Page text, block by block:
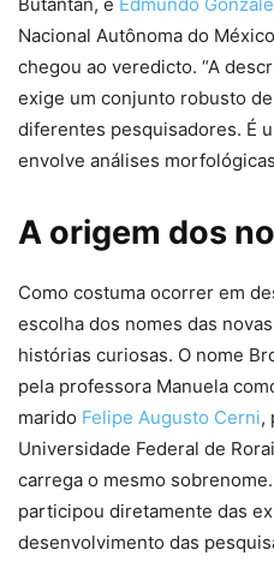
Nacional Autônoma do
chegou ao veredicto. “A
exige um conjunto robusto
diferentes pesquisadores. É
envolve análises
A origem dos
Como costuma ocorrer em
escolha dos nomes das
histórias curiosas. O nome
pela professora Manuela
marido Felipe Augusto Cerni,
Universidade Federal de
carrega o mesmo
participou diretamente das
desenvolvimento das